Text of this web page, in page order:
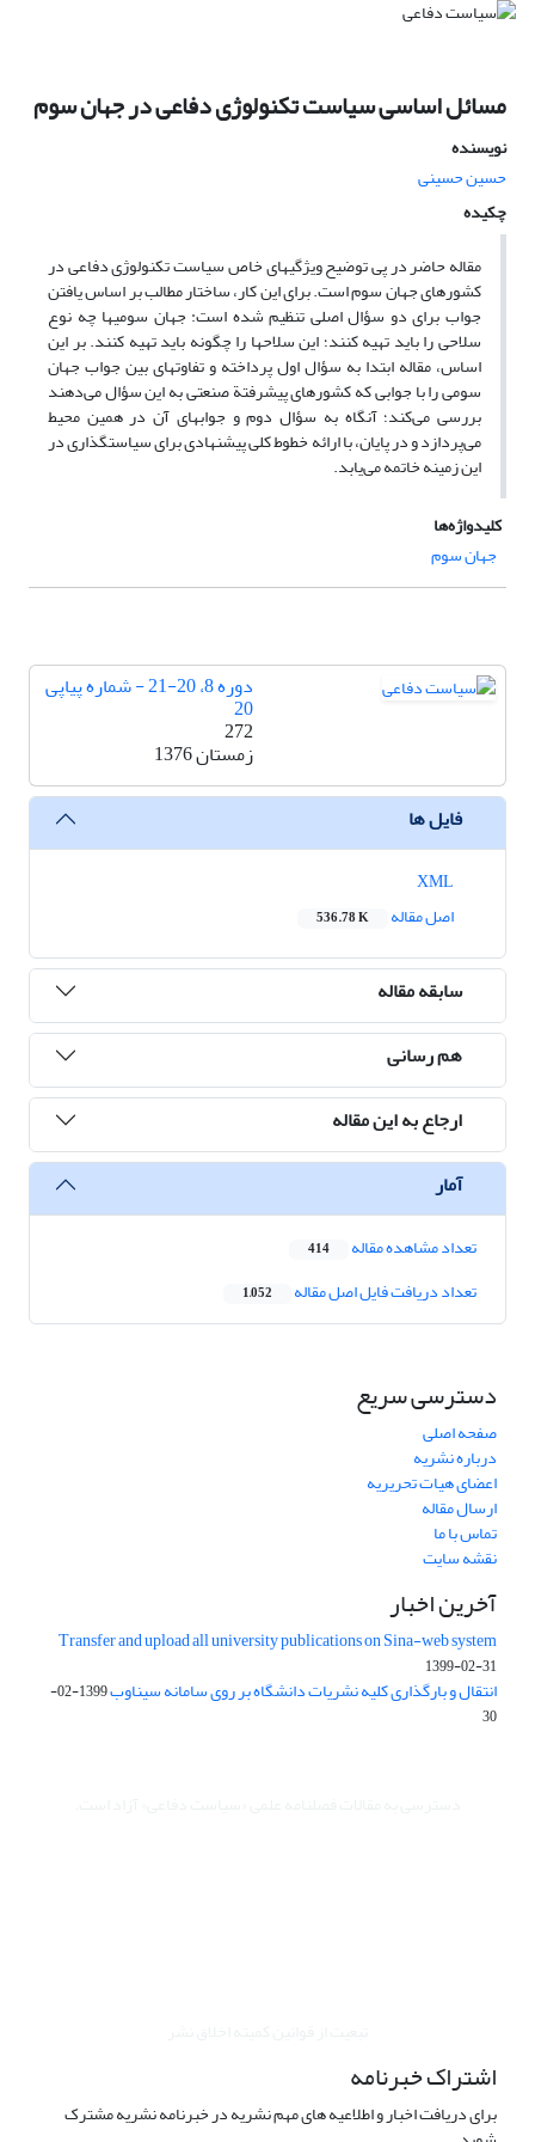
مسائل اساسی سیاست تکنولوژی دفاعی در جهان سوم
نویسنده
حسین حسینی
چکیده
مقاله حاضر در پی توضیح ویژگیهای خاص سیاست تکنولوژی دفاعی در
کشورهای جهان سوم است. برای این کار، ساختار مطالب بر اساس یافتن
جواب برای دو سؤال اصلی تنظیم شده است: جهان سومیها چه نوع
سلاحی را باید تهیه کنند؛ این سلاحها را چگونه باید تهیه کنند. بر این
اساس، مقاله ابتدا به سؤال اول پرداخته و تفاوتهای بین جواب جهان
سومی را با جوابی که کشورهای پیشرفتة صنعتی به این سؤال می‌دهند
بررسی می‌کند؛ آنگاه به سؤال دوم و جوابهای آن در همین محیط
می‌پردازد و در پایان، با ارائه خطوط کلی پیشنهادی برای سیاستگذاری در
این زمینه خاتمه می‌یابد.
کلیدواژه‌ها
جهان سوم
دوره 8، 20-21 - شماره پیاپی
20
272
زمستان 1376
فایل ها
اصل مقاله
536.78 K
سابقه مقاله
هم رسانی
ارجاع به این مقاله
آمار
تعداد مشاهده مقاله 414
تعداد دریافت فایل اصل مقاله 1,052
دسترسی سریع
صفحه اصلی
درباره نشریه
اعضای هیات تحریریه
ارسال مقاله
تماس با ما
نقشه سایت
آخرین اخبار
Transfer and upload all university publications on Sina-web system
1399-02-31
انتقال و بارگذاری کلیه نشریات دانشگاه بر روی سامانه سیناوب
1399-02-
30
اشتراک خبرنامه
برای دریافت اخبار و اطلاعیه های مهم نشریه در خبرنامه نشریه مشترک